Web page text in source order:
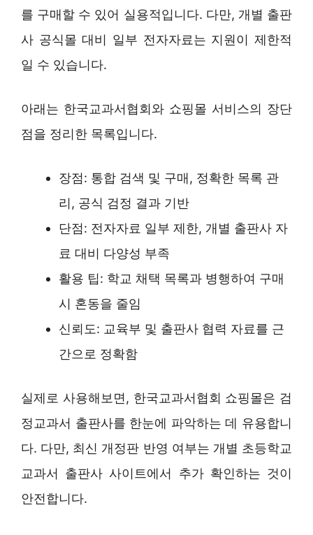
를 구매할 수 있어 실용적입니다. 다만, 개별 출판
사 공식몰 대비 일부 전자자료는 지원이 제한적
일 수 있습니다.
아래는 한국교과서협회와 쇼핑몰 서비스의 장단
점을 정리한 목록입니다.
장점: 통합 검색 및 구매, 정확한 목록 관
리, 공식 검정 결과 기반
단점: 전자자료 일부 제한, 개별 출판사 자
료 대비 다양성 부족
활용 팁: 학교 채택 목록과 병행하여 구매
시 혼동을 줄임
신뢰도: 교육부 및 출판사 협력 자료를 근
간으로 정확함
실제로 사용해보면, 한국교과서협회 쇼핑몰은 검
정교과서 출판사를 한눈에 파악하는 데 유용합니
다. 다만, 최신 개정판 반영 여부는 개별 초등학교
교과서 출판사 사이트에서 추가 확인하는 것이
안전합니다.